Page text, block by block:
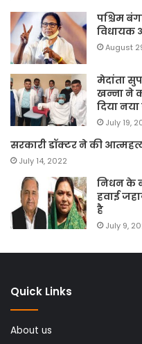
पश्चिम
विधायक
August
मेदांता
खन्ना ने
दिया
July 19,
सरकारी डॉक्टर ने की
July 14, 2022
निधन के
हवाई
है
July 9,
Quick Links
About us